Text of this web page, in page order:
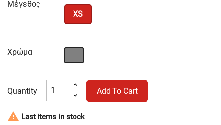
Μέγεθος
XS
Χρώμα
Quantity Add To Cart
 Last items in stock